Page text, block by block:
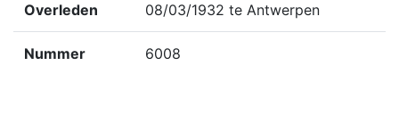
Overleden 08/03/1932 te Antwerpen
Nummer 6008